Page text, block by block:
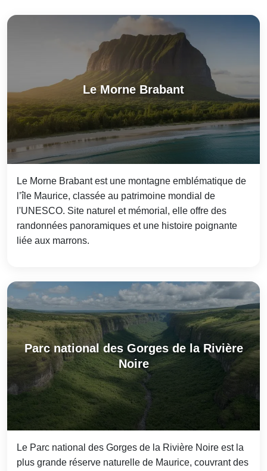
Le Morne Brabant
Le Morne Brabant est une montagne emblématique de
l’île Maurice, classée au patrimoine mondial de
l'UNESCO. Site naturel et mémorial, elle offre des
randonnées panoramiques et une histoire poignante
liée aux marrons.
Parc national des Gorges de la Rivière
Noire
Le Parc national des Gorges de la Rivière Noire est la
plus grande réserve naturelle de Maurice, couvrant des